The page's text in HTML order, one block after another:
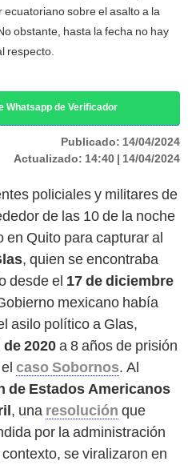
sobre el asalto a la
obstante, hasta la fecha no hay
respecto.
Whatsapp de Verificador
Publicado: 14/04/2024
Actualizado: 14:40 | 14/04/2024
policiales y militares de
de las 10 de la noche
en Quito para capturar al
, quien se encontraba
desde el 17 de diciembre
mexicano había
asilo político a Glas,
2020a 8 años de prisión
casoSobornos. Al
de Estados Americanos
, una resolución que
por la administración
contexto, se viralizaron en